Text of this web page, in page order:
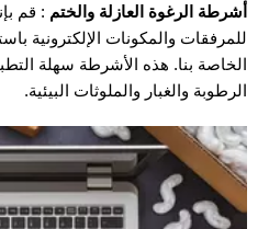
أشرطة الرغوة العازلة والختم : قم
للمرفقات والمكونات الإلكترونية
الخاصة بنا. هذه الأشرطة سهلة
الرطوبة والغبار والملوثات البيئية.